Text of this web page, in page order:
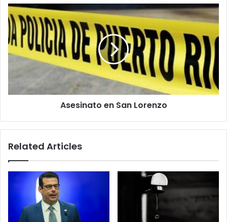
Asesinato
en
San
Lorenzo
Asesinato en San Lorenzo
Related Articles